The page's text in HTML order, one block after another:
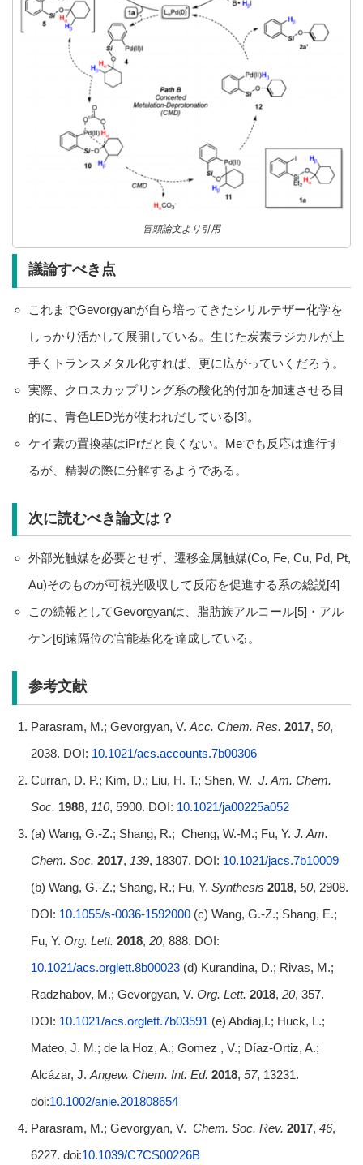
冒頭論文より引用
議論すべき点
これまでGevorgyanが自ら培ってきたシリルテザー化学を
しっかり活かして展開している。生じた炭素ラジカルが上
手くトランスメタル化すれば、更に広がっていくだろう。
実際、クロスカップリング系の酸化的付加を加速させる目
的に、青色LED光が使われだしている[3]。
ケイ素の置換基はiPrだと良くない。Meでも反応は進行す
るが、精製の際に分解するようである。
次に読むべき論文は？
外部光触媒を必要とせず、遷移金属触媒(Co, Fe, Cu, Pd, Pt,
Au)そのものが可視光吸収して反応を促進する系の総説[4]
この続報としてGevorgyanは、脂肪族アルコール[5]・アル
ケン[6]遠隔位の官能基化を達成している。
参考文献
Parasram, M.; Gevorgyan, V. Acc. Chem. Res. 2017, 50,
2038. DOI: 10.1021/acs.accounts.7b00306
Curran, D. P.; Kim, D.; Liu, H. T.; Shen, W. J. Am. Chem.
Soc. 1988, 110, 5900. DOI: 10.1021/ja00225a052
(a) Wang, G.-Z.; Shang, R.; Cheng, W.-M.; Fu, Y. J. Am.
Chem. Soc. 2017, 139, 18307. DOI: 10.1021/jacs.7b10009
(b) Wang, G.-Z.; Shang, R.; Fu, Y. Synthesis 2018, 50, 2908.
DOI: 10.1055/s-0036-1592000(c) Wang, G.-Z.; Shang, E.;
Fu, Y. Org. Lett. 2018, 20, 888. DOI:
10.1021/acs.orglett.8b00023(d) Kurandina, D.; Rivas, M.;
Radzhabov, M.; Gevorgyan, V. Org. Lett. 2018, 20, 357.
DOI: 10.1021/acs.orglett.7b03591 (e) Abdiaj,I.; Huck, L.;
Mateo, J. M.; de la Hoz, A.; Gomez , V.; Díaz‐Ortiz, A.;
Alcázar, J. Angew. Chem. Int. Ed. 2018, 57, 13231.
doi:10.1002/anie.201808654
Parasram, M.; Gevorgyan, V. Chem. Soc. Rev. 2017, 46,
6227. doi:10.1039/C7CS00226B